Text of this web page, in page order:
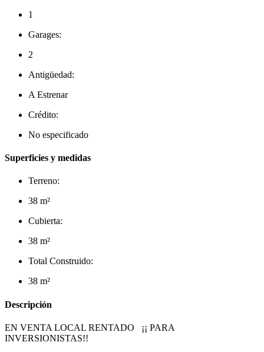
1
Garages:
2
Antigüedad:
A Estrenar
Crédito:
No especificado
Superficies y medidas
Terreno:
38 m²
Cubierta:
38 m²
Total Construido:
38 m²
Descripción
EN VENTA LOCAL RENTADO ¡¡ PARA
INVERSIONISTAS!!